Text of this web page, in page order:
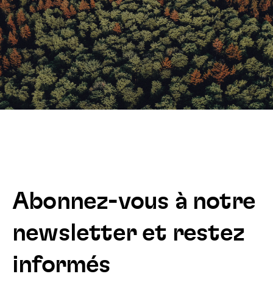
Abonnez-vous à notre
newsletter et restez
informés